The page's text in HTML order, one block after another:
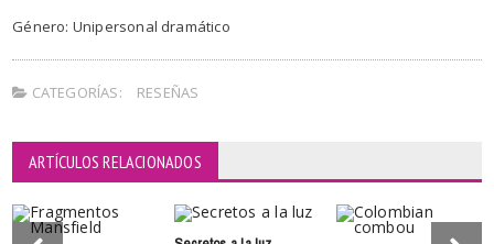
Género: Unipersonal dramático
CATEGORÍAS: RESEÑAS
ARTÍCULOS RELACIONADOS